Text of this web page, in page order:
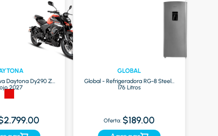
Daytona Dy290 Zr
2027
GLOBAL
Global - Refrigeradora RG-8 Steel |
176 Litros
Oferta: $189.00